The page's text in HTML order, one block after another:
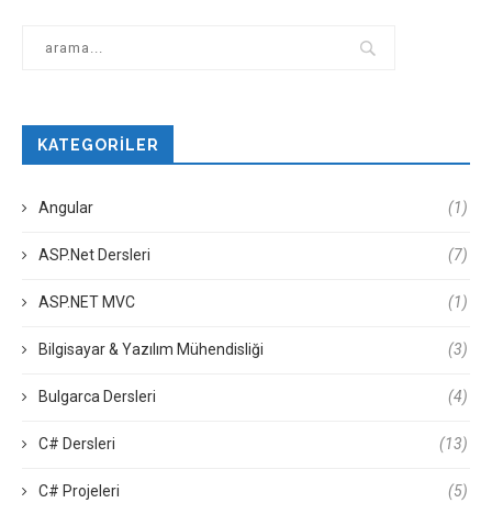
KATEGORILER
Angular (1)
ASP.Net Dersleri (7)
ASP.NET MVC (1)
Bilgisayar & Yazılım Mühendisliği (3)
Bulgarca Dersleri (4)
C# Dersleri (13)
C# Projeleri (5)